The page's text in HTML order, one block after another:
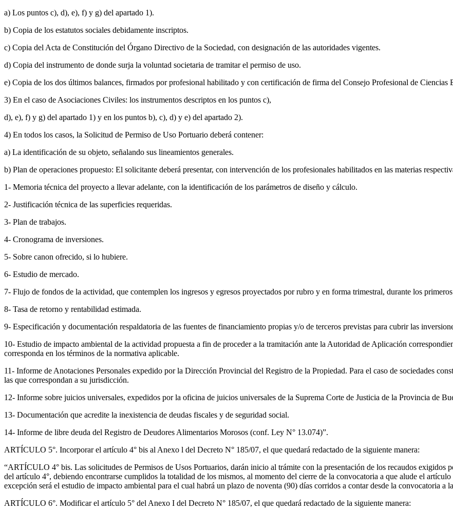
a) Los puntos c), d), e), f) y g) del apartado 1).
b) Copia de los estatutos sociales debidamente inscriptos.
c) Copia del Acta de Constitución del Órgano Directivo de la Sociedad, con designación de las autoridades vigentes.
d) Copia del instrumento de donde surja la voluntad societaria de tramitar el permiso de uso.
e) Copia de los dos últimos balances, firmados por profesional habilitado y con certificación de firma del Consejo Profesional de Ciencias
3) En el caso de Asociaciones Civiles: los instrumentos descriptos en los puntos c),
d), e), f) y g) del apartado 1) y en los puntos b), c), d) y e) del apartado 2).
4) En todos los casos, la Solicitud de Permiso de Uso Portuario deberá contener:
a) La identificación de su objeto, señalando sus lineamientos generales.
b) Plan de operaciones propuesto: El solicitante deberá presentar, con intervención de los profesionales habilitados en las materias
1- Memoria técnica del proyecto a llevar adelante, con la identificación de los parámetros de diseño y cálculo.
2- Justificación técnica de las superficies requeridas.
3- Plan de trabajos.
4- Cronograma de inversiones.
5- Sobre canon ofrecido, si lo hubiere.
6- Estudio de mercado.
7- Flujo de fondos de la actividad, que contemplen los ingresos y egresos proyectados por rubro y en forma trimestral, durante los
8- Tasa de retorno y rentabilidad estimada.
9- Especificación y documentación respaldatoria de las fuentes de financiamiento propias y/o de terceros previstas para cubrir las
10- Estudio de impacto ambiental de la actividad propuesta a fin de proceder a la tramitación ante la Autoridad de Aplicación
corresponda en los términos de la normativa aplicable.
11- Informe de Anotaciones Personales expedido por la Dirección Provincial del Registro de la Propiedad. Para el caso de sociedades
las que correspondan a su jurisdicción.
12- Informe sobre juicios universales, expedidos por la oficina de juicios universales de la Suprema Corte de Justicia de la Provincia de
13- Documentación que acredite la inexistencia de deudas fiscales y de seguridad social.
14- Informe de libre deuda del Registro de Deudores Alimentarios Morosos (conf. Ley N° 13.074)”.
ARTÍCULO 5°. Incorporar el artículo 4° bis al Anexo l del Decreto N° 185/07, el que quedará redactado de la siguiente manera:
“ARTÍCULO 4° bis. Las solicitudes de Permisos de Usos Portuarios, darán inicio al trámite con la presentación de los recaudos exigidos
del artículo 4°, debiendo encontrarse cumplidos la totalidad de los mismos, al momento del cierre de la convocatoria a que alude el
excepción será el estudio de impacto ambiental para el cual habrá un plazo de noventa (90) días corridos a contar desde la convocatoria a
ARTÍCULO 6°. Modificar el artículo 5° del Anexo I del Decreto N° 185/07, el que quedará redactado de la siguiente manera: